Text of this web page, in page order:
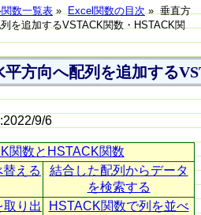
数一覧表» Excel関数の目次» 垂直方
を追加するVSTACK関数・HSTACK関
平方向へ配列を追加する
9/6
関数とHSTACK関数
える
結合した配列からデータ
を検索する
取り出
HSTACK関数で列を並べ